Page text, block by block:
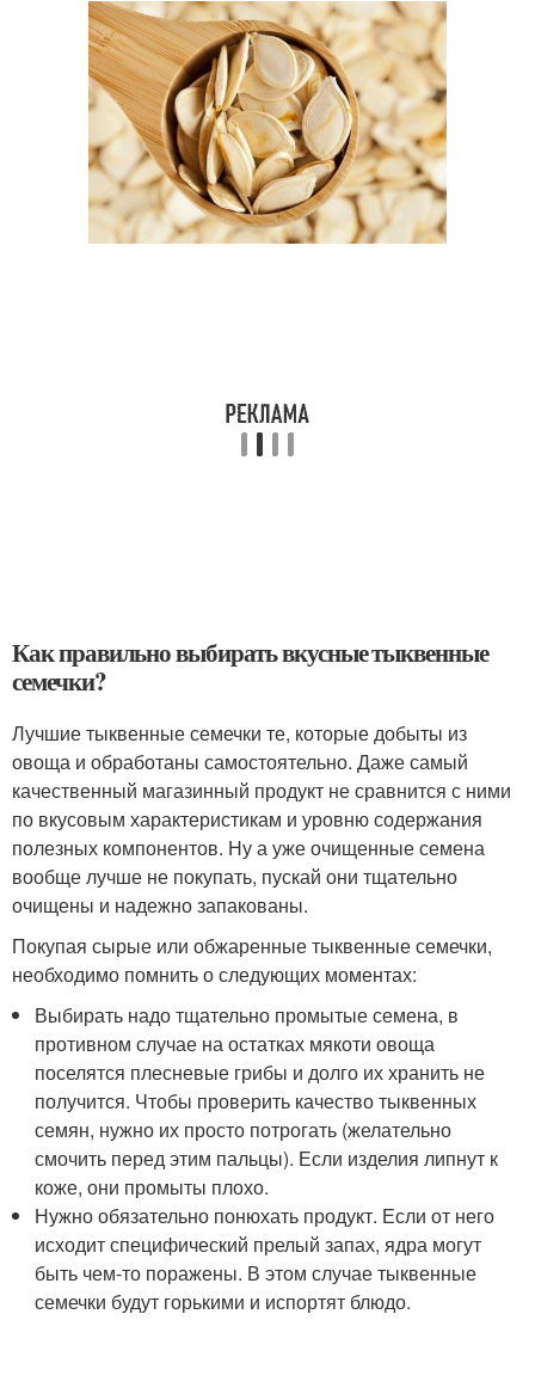
Как правильно выбирать вкусные тыквенные
семечки?
Лучшие тыквенные семечки те, которые добыты из
овоща и обработаны самостоятельно. Даже самый
качественный магазинный продукт не сравнится с ними
по вкусовым характеристикам и уровню содержания
полезных компонентов. Ну а уже очищенные семена
вообще лучше не покупать, пускай они тщательно
очищены и надежно запакованы.
Покупая сырые или обжаренные тыквенные семечки,
необходимо помнить о следующих моментах:
Выбирать надо тщательно промытые семена, в
противном случае на остатках мякоти овоща
поселятся плесневые грибы и долго их хранить не
получится. Чтобы проверить качество тыквенных
семян, нужно их просто потрогать (желательно
смочить перед этим пальцы). Если изделия липнут к
коже, они промыты плохо.
Нужно обязательно понюхать продукт. Если от него
исходит специфический прелый запах, ядра могут
быть чем-то поражены. В этом случае тыквенные
семечки будут горькими и испортят блюдо.